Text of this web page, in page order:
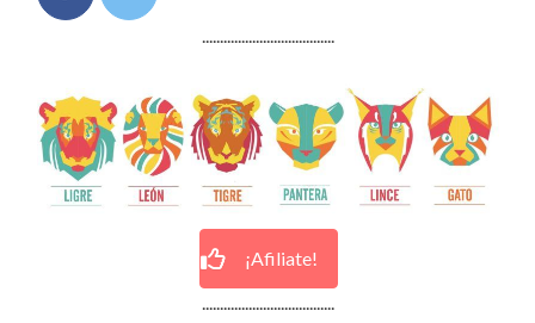
.....................................
¡Afiliate!
.....................................